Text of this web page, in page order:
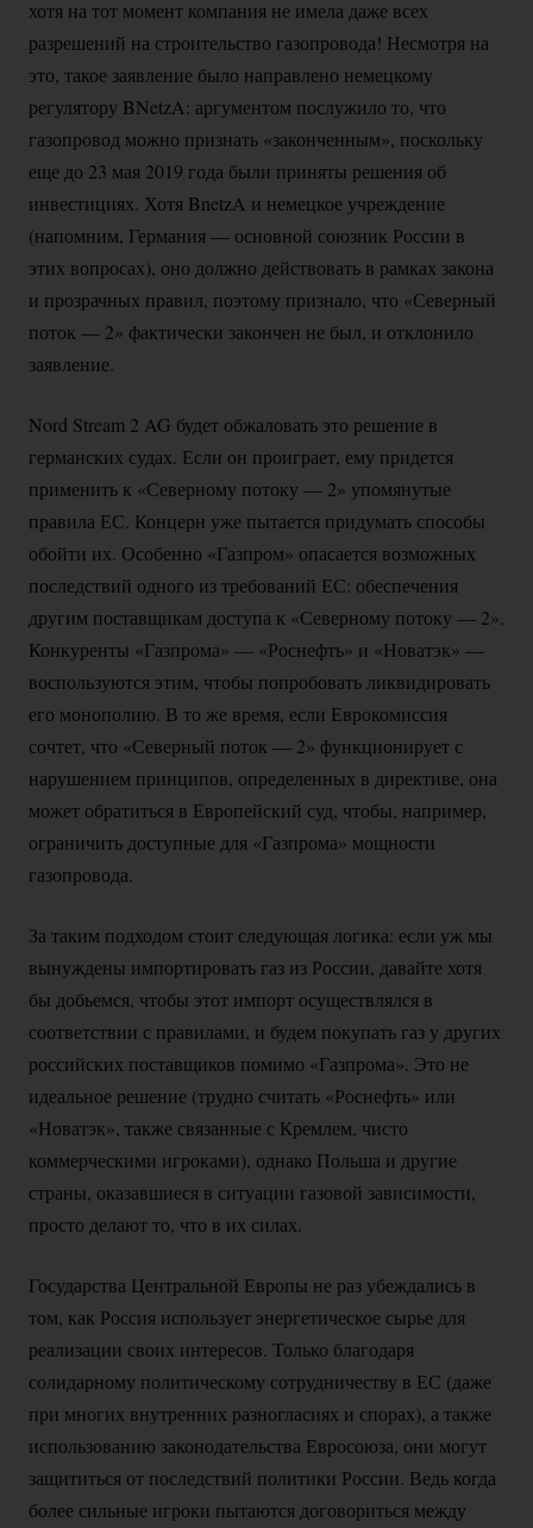
хотя на тот момент компания не имела даже всех
разрешений на строительство газопровода! Несмотря на
это, такое заявление было направлено немецкому
регулятору BNetzA: аргументом послужило то, что
газопровод можно признать «законченным», поскольку
еще до 23 мая 2019 года были приняты решения об
инвестициях. Хотя BnetzA и немецкое учреждение
(напомним, Германия — основной союзник России в
этих вопросах), оно должно действовать в рамках закона
и прозрачных правил, поэтому признало, что «Северный
поток — 2» фактически закончен не был, и отклонило
заявление.
Nord Stream 2 AG будет обжаловать это решение в
германских судах. Если он проиграет, ему придется
применить к «Северному потоку — 2» упомянутые
правила ЕС. Концерн уже пытается придумать способы
обойти их. Особенно «Газпром» опасается возможных
последствий одного из требований ЕС: обеспечения
другим поставщикам доступа к «Северному потоку — 2».
Конкуренты «Газпрома» — «Роснефть» и «Новатэк» —
воспользуются этим, чтобы попробовать ликвидировать
его монополию. В то же время, если Еврокомиссия
сочтет, что «Северный поток — 2» функционирует с
нарушением принципов, определенных в директиве, она
может обратиться в Европейский суд, чтобы, например,
ограничить доступные для «Газпрома» мощности
газопровода.
За таким подходом стоит следующая логика: если уж мы
вынуждены импортировать газ из России, давайте хотя
бы добьемся, чтобы этот импорт осуществлялся в
соответствии с правилами, и будем покупать газ у других
российских поставщиков помимо «Газпрома». Это не
идеальное решение (трудно считать «Роснефть» или
«Новатэк», также связанные с Кремлем, чисто
коммерческими игроками), однако Польша и другие
страны, оказавшиеся в ситуации газовой зависимости,
просто делают то, что в их силах.
Государства Центральной Европы не раз убеждались в
том, как Россия использует энергетическое сырье для
реализации своих интересов. Только благодаря
солидарному политическому сотрудничеству в ЕС (даже
при многих внутренних разногласиях и спорах), а также
использованию законодательства Евросоюза, они могут
защититься от последствий политики России. Ведь когда
более сильные игроки пытаются договориться между